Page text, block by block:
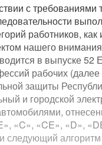
с требованиями
работников, как
нашего
в выпуске 52
рабочих
защиты
и городской
«C», «CE», «D»,
следующий алгоритм